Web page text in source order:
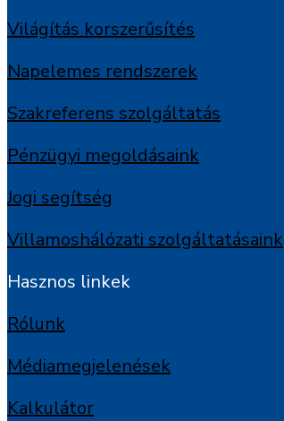
Világítás korszerűsítés
Napelemes rendszerek
Szakreferens szolgáltatás
Pénzügyi megoldásaink
Jogi segítség
Villamoshálózati szolgáltatásaink
Hasznos linkek
Rólunk
Médiamegjelenések
Kalkulátor